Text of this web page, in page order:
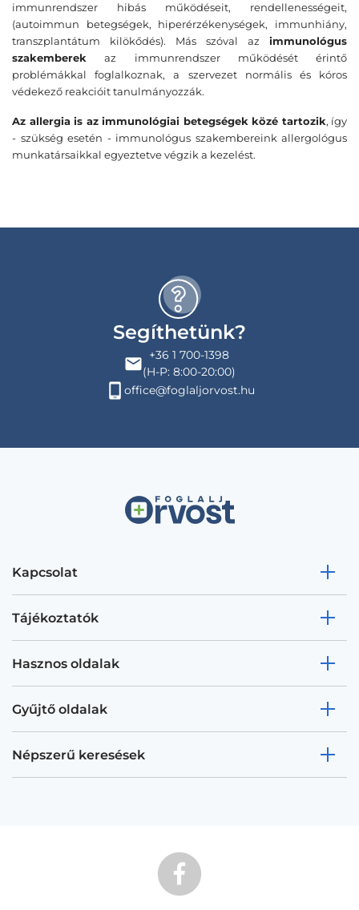
immunrendszer hibás működéseit, rendellenességeit,
(autoimmun betegségek, hiperérzékenységek, immunhiány,
transzplantátum kilökődés). Más szóval az immunológus
szakemberek az immunrendszer működését érintő
problémákkal foglalkoznak, a szervezet normális és kóros
védekező reakcióit tanulmányozzák.
Az allergia is az immunológiai betegségek közé tartozik, így
- szükség esetén - immunológus szakembereink allergológus
munkatársaikkal egyeztetve végzik a kezelést.
Segíthetünk?
+36 1 700-1398
(H-P: 8:00-20:00)
office@foglaljorvost.hu
Kapcsolat
Tájékoztatók
Hasznos oldalak
Gyűjtő oldalak
Népszerű keresések